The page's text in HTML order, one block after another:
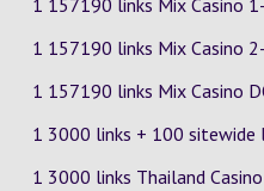
1 157190 links Mix Casino
1 157190 links Mix Casino
1 157190 links Mix Casino
1 3000 links + 100 sitewide
1 3000 links Thailand